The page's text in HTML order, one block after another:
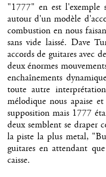
"1777" en est l'exemple
autour d'un modèle
combustion en nous
sans vide laissé. Dave
accords de guitares avec
deux énormes
enchaînements
toute autre
mélodique nous apaise
supposition mais 1777
deux semblent se draper
la piste la plus metal,
guitares en attendant
caisse.